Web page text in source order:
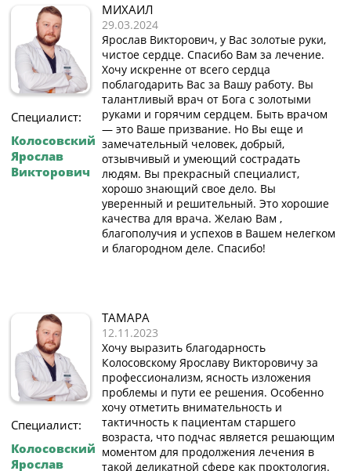
Специалист:
Колосовский
Ярослав
Викторович
МИХАИЛ
29.03.2024
Ярослав Викторович, у Вас золотые руки,
чистое сердце. Спасибо Вам за лечение.
Хочу искренне от всего сердца
поблагодарить Вас за Вашу работу. Вы
талантливый врач от Бога с золотыми
руками и горячим сердцем. Быть врачом
— это Ваше призвание. Но Вы еще и
замечательный человек, добрый,
отзывчивый и умеющий сострадать
людям. Вы прекрасный специалист,
хорошо знающий свое дело. Вы
уверенный и решительный. Это хорошие
качества для врача. Желаю Вам ,
благополучия и успехов в Вашем нелегком
и благородном деле. Спасибо!
Специалист:
Колосовский
Ярослав
ТАМАРА
12.11.2023
Хочу выразить благодарность
Колосовскому Ярославу Викторовичу за
профессионализм, ясность изложения
проблемы и пути ее решения. Особенно
хочу отметить внимательность и
тактичность к пациентам старшего
возраста, что подчас является решающим
моментом для продолжения лечения в
такой деликатной сфере как проктология.